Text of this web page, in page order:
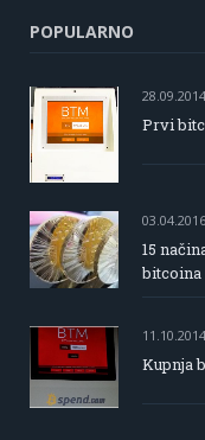
POPULARNO
28.09.2014
Prvi
03.04.2016
15
bitcoina
11.10.2014
Kupnja